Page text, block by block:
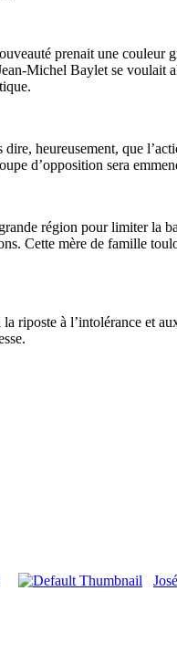
prenait une couleur
Michel Baylet se voulait
heureusement, que
d’opposition sera
région pour limiter la
Cette mère de famille
riposte à l’intolérance et